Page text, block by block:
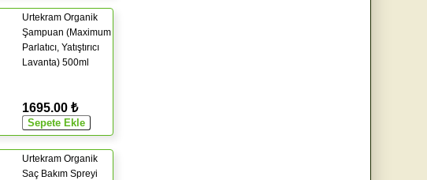
Urtekram Organik
Şampuan (Maximum
Parlatıcı, Yatıştırıcı
Lavanta) 500ml
1695.00 ₺
Urtekram Organik
Saç Bakım Spreyi